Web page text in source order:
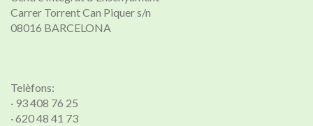
Carrer Torrent Can Piquer s/n
08016 BARCELONA
Telèfons:
· 93 408 76 25
· 620 48 41 73